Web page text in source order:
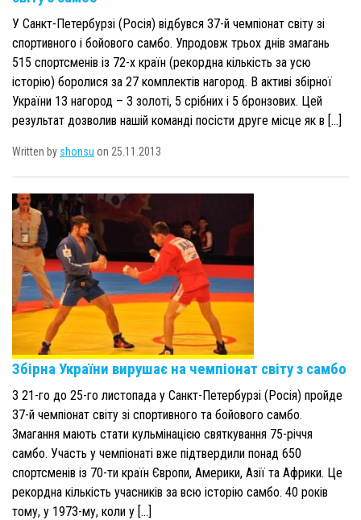
У Санкт-Петербурзі (Росія) відбувся 37-й чемпіонат світу зі
спортивного і бойового самбо. Упродовж трьох днів змагань
515 спортсменів із 72-х країн (рекордна кількість за усю
історію) боролися за 27 комплектів нагород. В активі збірної
України 13 нагород – 3 золоті, 5 срібних і 5 бронзових. Цей
результат дозволив нашій команді посісти друге місце як в […]
Written by shonsu on 25.11.2013
Збірна України вирушає на чемпіонат світу з самбо
З 21-го до 25-го листопада у Санкт-Петербурзі (Росія) пройде
37-й чемпіонат світу зі спортивного та бойового самбо.
Змагання мають стати кульмінацією святкування 75-річчя
самбо. Участь у чемпіонаті вже підтвердили понад 650
спортсменів із 70-ти країн Європи, Америки, Азії та Африки. Це
рекордна кількість учасників за всю історію самбо. 40 років
тому, у 1973-му, коли у […]